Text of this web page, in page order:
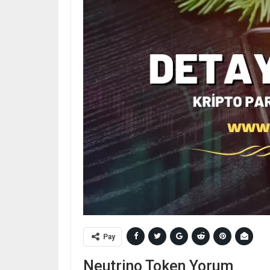
Pay
Neutrino Token Yorum